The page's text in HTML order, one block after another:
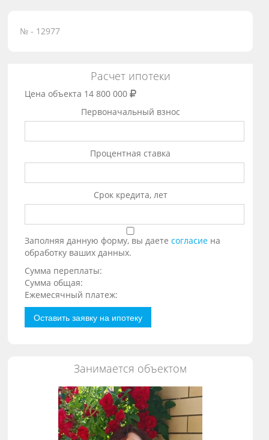
№ - 12977
Расчет ипотеки
Цена объекта 14 800 000
Первоначальный взнос
Процентная ставка
Срок кредита, лет
Заполняя данную форму, вы даетесогласие на
обработку ваших данных.
Сумма переплаты:
Сумма общая:
Ежемесячный платеж:
Оставить заявку на ипотеку
Занимается объектом